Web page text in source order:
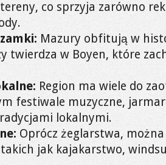
co sprzyja zarówno
Mazury obfitują w
twierdza w Boyen, które
Region ma wiele do
festiwale muzyczne,
lokalnymi.
Oprócz żeglarstwa,
jak kajakarstwo,